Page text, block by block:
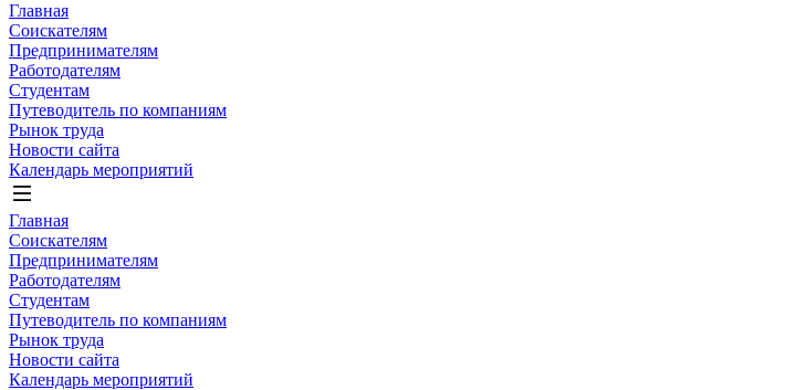
Главная
Соискателям
Предпринимателям
Работодателям
Студентам
Путеводитель по компаниям
Рынок труда
Новости сайта
Календарь мероприятий
Главная
Соискателям
Предпринимателям
Работодателям
Студентам
Путеводитель по компаниям
Рынок труда
Новости сайта
Календарь мероприятий